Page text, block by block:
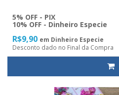
5% OFF - PIX
10% OFF - Dinheiro Especie
R$9,90 em Dinheiro Especie
Desconto dado no Final da Compra